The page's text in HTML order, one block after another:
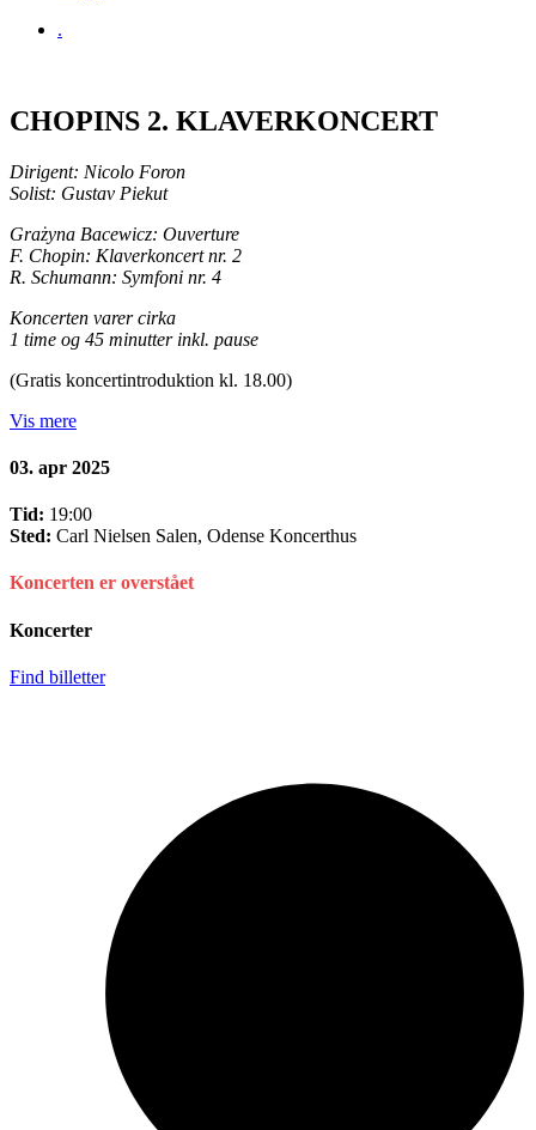
.
CHOPINS 2. KLAVERKONCERT
Dirigent: Nicolo Foron
Solist: Gustav Piekut
Grażyna Bacewicz: Ouverture
F. Chopin: Klaverkoncert nr. 2
R. Schumann: Symfoni nr. 4
Koncerten varer cirka
1 time og 45 minutter inkl. pause
(Gratis koncertintroduktion kl. 18.00)
Vis mere
03. apr 2025
Tid: 19:00
Sted: Carl Nielsen Salen, Odense Koncerthus
Koncerten er overstået
Koncerter
Find billetter